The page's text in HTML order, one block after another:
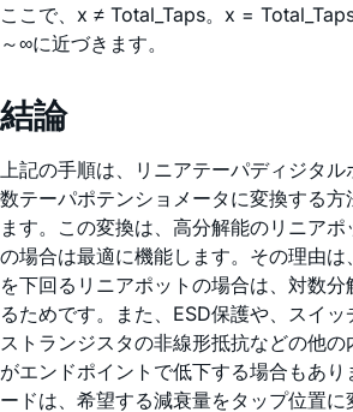
ここで、x ≠ Total_Taps。x =
～∞に近づきます。
結論
上記の手順は、リニアテーパディジタ
数テーパポテンショメータに変換する
ます。この変換は、高分解能のリニア
の場合は最適に機能します。その理由は
を下回るリニアポットの場合は、対数
るためです。また、ESD保護や、スイ
ストランジスタの非線形抵抗などの他
がエンドポイントで低下する場合もあり
ードは、希望する減衰量をタップ位置に